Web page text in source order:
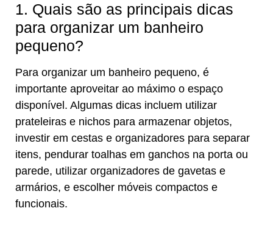
1. Quais são as principais dicas
para organizar um banheiro
pequeno?
Para organizar um banheiro pequeno, é
importante aproveitar ao máximo o espaço
disponível. Algumas dicas incluem utilizar
prateleiras e nichos para armazenar objetos,
investir em cestas e organizadores para separar
itens, pendurar toalhas em ganchos na porta ou
parede, utilizar organizadores de gavetas e
armários, e escolher móveis compactos e
funcionais.